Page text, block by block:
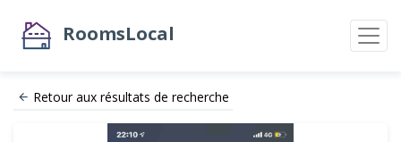
RoomsLocal
Retour aux résultats de recherche